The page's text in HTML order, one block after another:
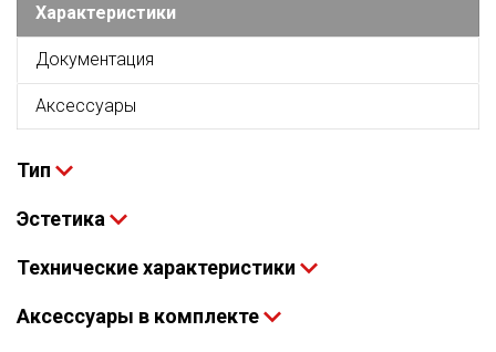
Характеристики
Документация
Аксессуары
Тип
Эстетика
Технические характеристики
Аксессуары в комплекте